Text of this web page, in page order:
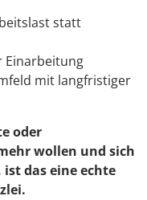
statt
Einarbeitung
mit langfristiger
oder
wollen und sich
das eine echte